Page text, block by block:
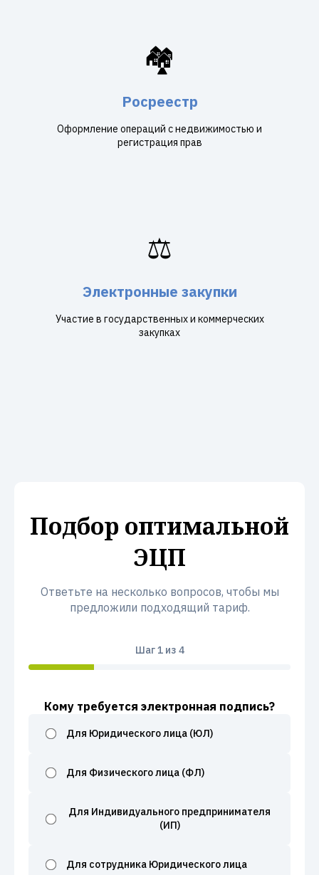
🏘️
Росреестр
Оформление операций с недвижимостью и
регистрация прав
⚖️
Электронные закупки
Участие в государственных и коммерческих
закупках
Подбор оптимальной
ЭЦП
Ответьте на несколько вопросов, чтобы мы
предложили подходящий тариф.
Шаг1из 4
Кому требуется электронная подпись?
Для Юридического лица (ЮЛ)
Для Физического лица (ФЛ)
Для Индивидуального предпринимателя
(ИП)
Для сотрудника Юридического лица